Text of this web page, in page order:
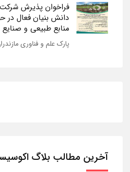
فراخوان پذیرش
دانش بنیان فعال در
منابع طبیعی و
پارک علم و فناوری
آخرین مطالب بلاگ